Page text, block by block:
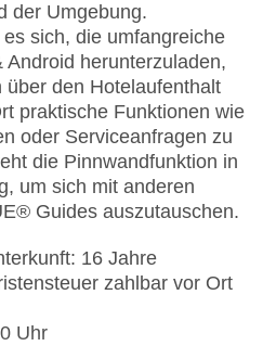
der Umgebung.
sich, die umfangreiche
herunterzuladen,
über den Hotelaufenthalt
praktische Funktionen wie
oder Serviceanfragen zu
die Pinnwandfunktion in
um sich mit anderen
Guides auszutauschen.
16 Jahre
zahlbar vor Ort
Uhr